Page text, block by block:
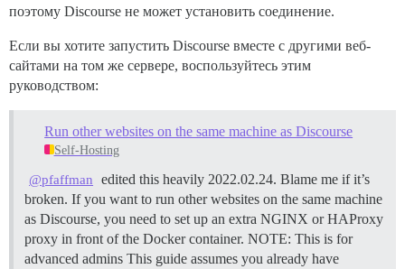
поэтому Discourse не может установить соединение.
Если вы хотите запустить Discourse вместе с другими веб-
сайтами на том же сервере, воспользуйтесь этим
руководством:
Run other websites on the same machine as Discourse
Self-Hosting
@pfaffman
edited this heavily 2022.02.24. Blame me if it’s
broken. If you want to run other websites on the same machine
as Discourse, you need to set up an extra NGINX or HAProxy
proxy in front of the Docker container. NOTE: This is for
advanced admins This guide assumes you already have